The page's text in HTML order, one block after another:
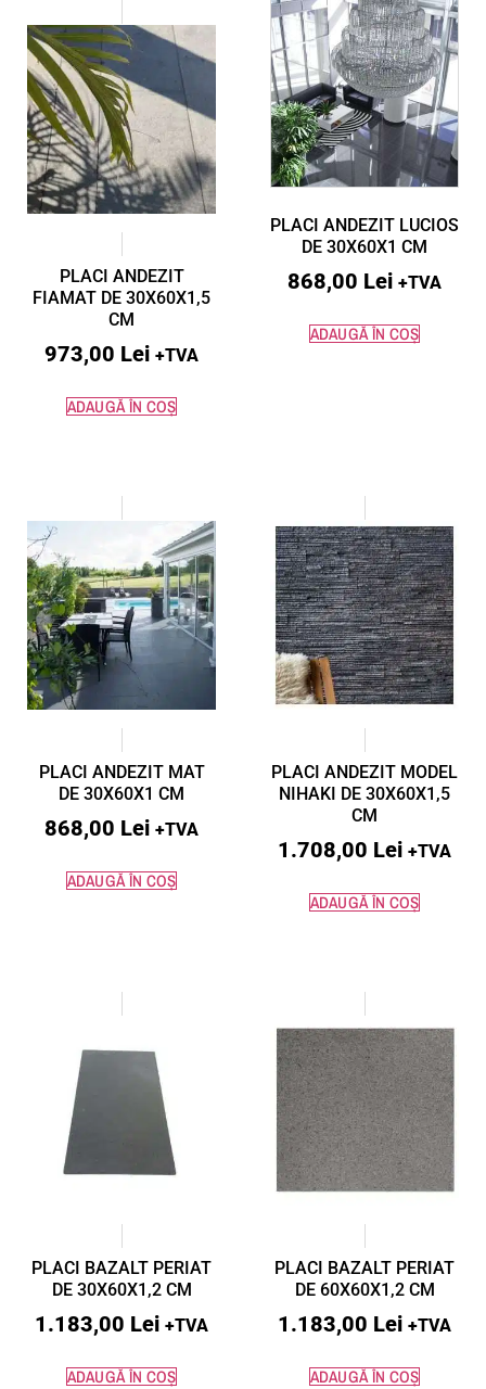
PLACI ANDEZIT
FIAMAT DE 30X60X1,5
CM
973,00 Lei +TVA
ADAUGĂ ÎN COȘ
PLACI ANDEZIT LUCIOS
DE 30X60X1 CM
868,00 Lei +TVA
ADAUGĂ ÎN COȘ
PLACI ANDEZIT MAT
DE 30X60X1 CM
868,00 Lei +TVA
ADAUGĂ ÎN COȘ
PLACI ANDEZIT MODEL
NIHAKI DE 30X60X1,5
CM
1.708,00 Lei +TVA
ADAUGĂ ÎN COȘ
PLACI BAZALT PERIAT
DE 30X60X1,2 CM
1.183,00 Lei +TVA
ADAUGĂ ÎN COȘ
PLACI BAZALT PERIAT
DE 60X60X1,2 CM
1.183,00 Lei +TVA
ADAUGĂ ÎN COȘ